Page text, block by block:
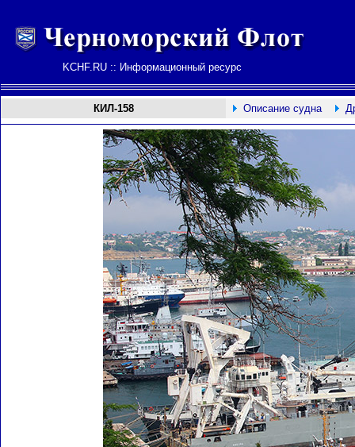
KCHF.RU :: Информационный ресурс
КИЛ-158 Описание судна